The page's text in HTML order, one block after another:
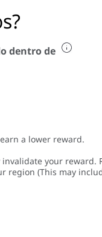
dentro de
a lower reward.
your
(This may